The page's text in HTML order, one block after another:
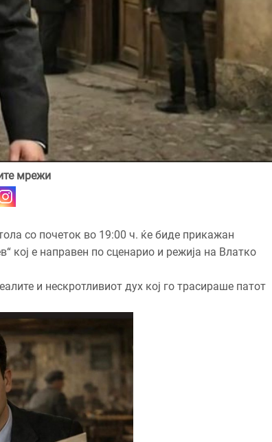
мрежи
со почеток во 19:00 ч. ќе биде прикажан
кој е направен по сценарио и режија на Влатко
и нескротливиот дух кој го трасираше патот